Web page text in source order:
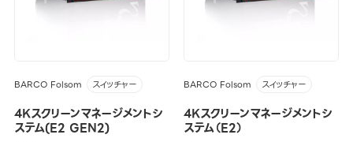
BARCO Folsom スイッチャー
4Kスクリーンマネージメントシ
ステム(E2 GEN2)
BARCO Folsom スイッチャー
4Kスクリーンマネージメントシ
ステム（E2）